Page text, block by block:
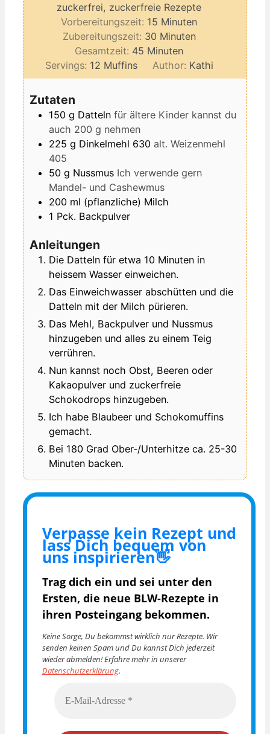
zuckerfrei, zuckerfreie Rezepte
Vorbereitungszeit: 15 Minuten
Minuten
Zubereitungszeit: 30Minuten
Minuten
Gesamtzeit: 45 Minuten
Minuten
Servings: 12 Muffins Author: Kathi
Zutaten
150 g Datteln für ältere Kinder kannst du
auch 200 g nehmen
225 g Dinkelmehl 630 alt. Weizenmehl
405
50 g Nussmus Ich verwende gern
Mandel- und Cashewmus
200 ml (pflanzliche) Milch
1 Pck. Backpulver
Anleitungen
Die Datteln für etwa 10 Minuten in
heissem Wasser einweichen.
Das Einweichwasser abschütten und die
Datteln mit der Milch pürieren.
Das Mehl, Backpulver und Nussmus
hinzugeben und alles zu einem Teig
verrühren.
Nun kannst noch Obst, Beeren oder
Kakaopulver und zuckerfreie
Schokodrops hinzugeben.
Ich habe Blaubeer und Schokomuffins
gemacht.
Bei 180 Grad Ober-/Unterhitze ca. 25-30
Minuten backen.
Verpasse kein Rezept und
lass Dich bequem von
uns inspirieren👋
Trag dich ein und sei unter den
Ersten, die neue BLW-Rezepte in
ihren Posteingang bekommen.
Keine Sorge, Du bekommst wirklich nur Rezepte. Wir
senden keinen Spam und Du kannst Dich jederzeit
wieder abmelden! Erfahre mehr in unserer
Datenschutzerklärung.